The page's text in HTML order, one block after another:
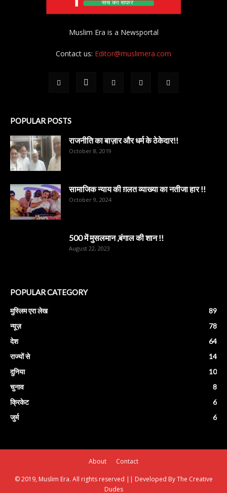
Muslim Era is a Newsportal
Contact us: Editor@muslimera.com
POPULAR POSTS
राजनीति का बाज़ार और धर्म के ठेकेदार!!
October 8, 2019
सामाजिक न्याय की ग़लत व्याख्या का नतीजा हार !!
October 9, 2024
500 में मुसलमान ,बंगाल की शान !!
August 22, 2023
POPULAR CATEGORY
मुस्लिम एरा लेख
89
न्यूज़
78
देश
64
राज्यों से
14
दुनिया
10
चुनाव
8
क्रिकेट
6
जुर्म
6
About Contact
© 2019, Muslim Era. All rights reserved || Developed By The Creative
Dudes